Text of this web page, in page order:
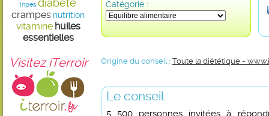
Inpes diabète
crampes nutrition
vitamine huiles
essentielles
Visitez iTerroir
Catégorie :
Origine du conseil : Toute la diététique -
Le conseil
5 500 personnes invitées à